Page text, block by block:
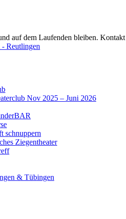
auf dem Laufenden bleiben.
Nov 2025 – Juni 2026
schnuppern
Ziegentheater
& Tübingen